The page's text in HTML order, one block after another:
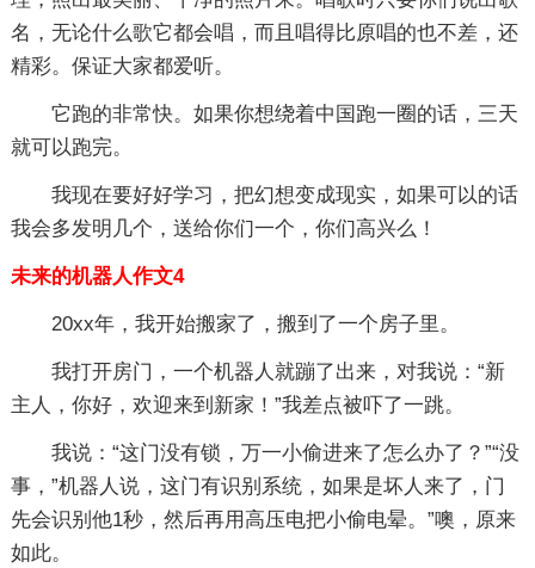
名，无论什么歌它都会唱，而且唱得比原唱的也不差，还
精彩。保证大家都爱听。
它跑的非常快。如果你想绕着中国跑一圈的话，三天
就可以跑完。
我现在要好好学习，把幻想变成现实，如果可以的话
我会多发明几个，送给你们一个，你们高兴么！
未来的机器人作文4
20xx年，我开始搬家了，搬到了一个房子里。
我打开房门，一个机器人就蹦了出来，对我说：“新
主人，你好，欢迎来到新家！”我差点被吓了一跳。
我说：“这门没有锁，万一小偷进来了怎么办了？”“没
事，”机器人说，这门有识别系统，如果是坏人来了，门
先会识别他1秒，然后再用高压电把小偷电晕。”噢，原来
如此。